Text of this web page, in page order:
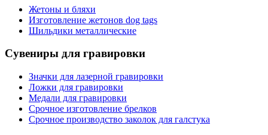
Жетоны и бляхи
Изготовление жетонов dog tags
Шильдики металлические
Сувениры для гравировки
Значки для лазерной гравировки
Ложки для гравировки
Медали для гравировки
Срочное изготовление брелков
Срочное производство заколок для галстука